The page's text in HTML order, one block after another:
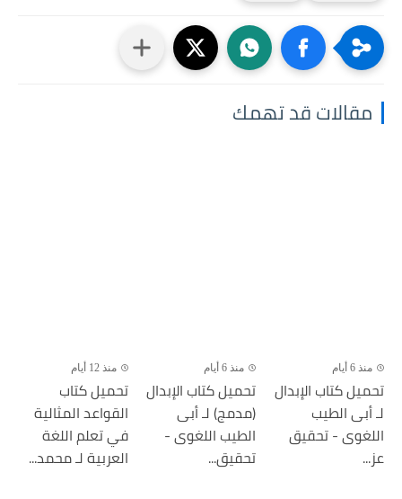
مقالات قد تهمك
منذ 6 أيام
تحميل كتاب الإبدال
لـ أبى الطيب
اللغوى - تحقيق
عز...
منذ 6 أيام
تحميل كتاب الإبدال
(مدمج) لـ أبى
الطيب اللغوى -
تحقيق...
منذ 12 أيام
تحميل كتاب
القواعد المثالية
في تعلم اللغة
العربية لـ محمد...